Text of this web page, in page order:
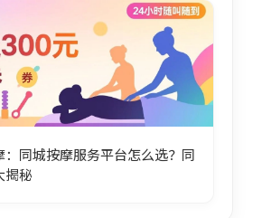
：同城按摩服务平台怎么选？同
揭秘